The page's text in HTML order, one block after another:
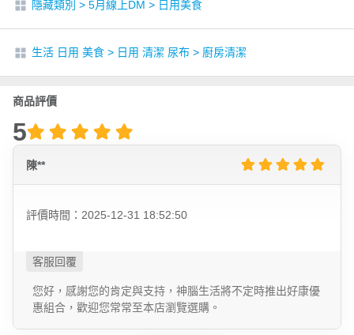
隱藏類別 > 5月線上DM > 日用美食
生活 日用 美食 > 日用 清潔 尿布 > 廚房清潔
商品評價
5
陳**
評價時間：2025-12-31 18:52:50
您好，感謝您的肯定與支持，神腦生活將不定時推出好康優
惠組合，歡迎您常常至本店瀏覽選購。